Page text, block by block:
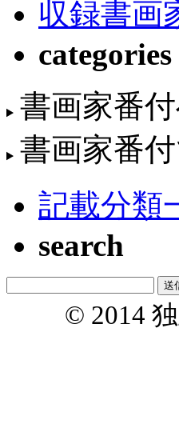
収録書画
categories
書画家番
書画家番
記載分類
search
© 2014